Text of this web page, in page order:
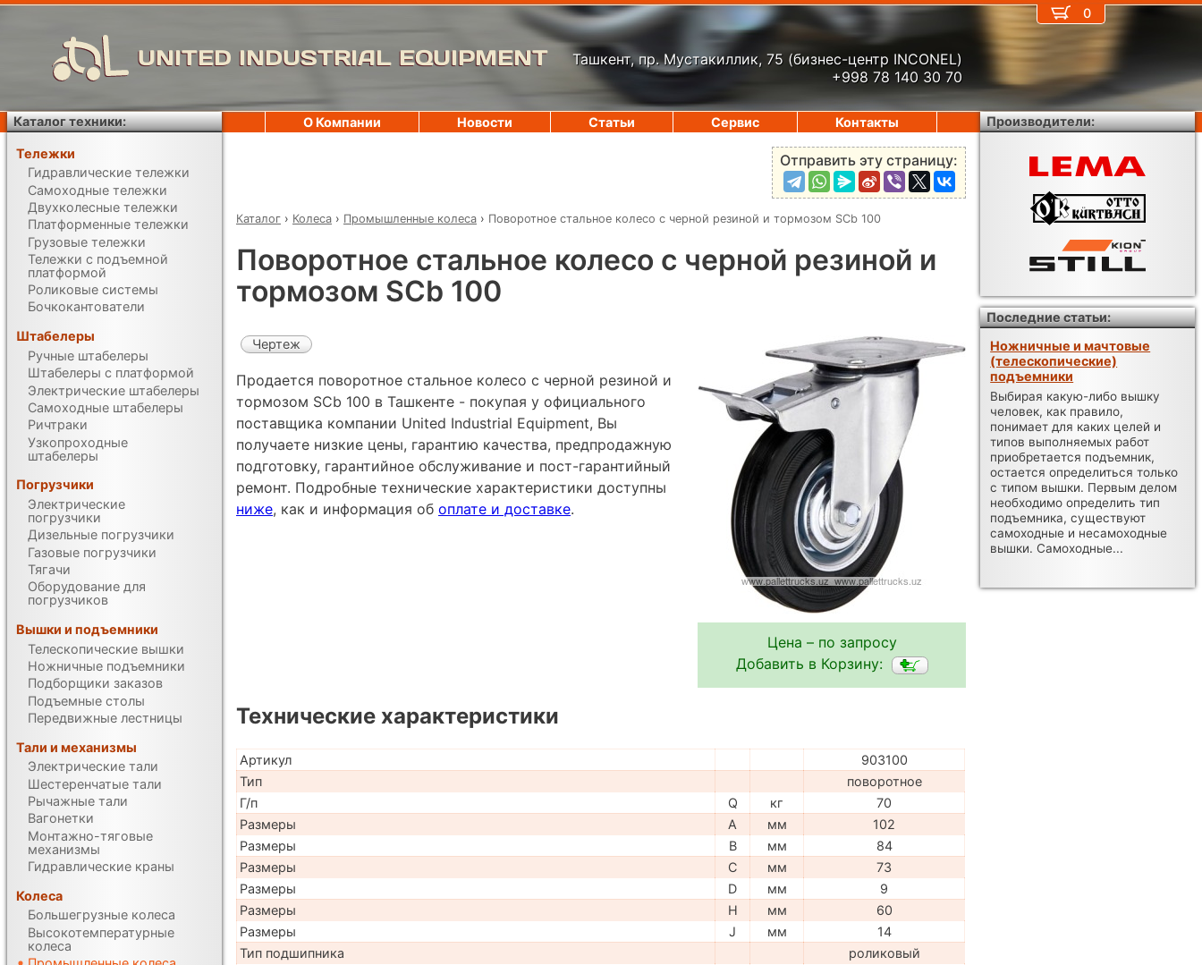
UNITED INDUSTRIAL EQUIPMENT Ташкент, пр. Мустакиллик, 75 (бизнес-центр INCONEL)
+998 78 140 30 70
Отправить эту страницу:
Каталог › Колеса › Промышленные колеса › Поворотное стальное колесо с черной резиной и тормозом SCb 100
Поворотное стальное колесо с черной резиной и
тормозом SCb 100
Цена – по запросу
Добавить в Корзину:
Чертеж
Продается поворотное стальное колесо с черной резиной и
тормозом SCb 100 в Ташкенте - покупая у официального
поставщика компании United Industrial Equipment, Вы
получаете низкие цены, гарантию качества, предпродажную
подготовку, гарантийное обслуживание и пост-гарантийный
ремонт. Подробные технические характеристики доступны
ниже, как и информация об оплате и доставке.
Технические характеристики
Артикул
903100
Тип
поворотное
Г/п
Q кг
70
Размеры
A мм
102
Размеры
B мм
84
Размеры
C мм
73
Размеры
D мм
9
Размеры
H мм
60
Размеры
J мм
14
Тип подшипника
роликовый
0
О Компании Новости Статьи Сервис Контакты
Каталог техники:
Тележки
Гидравлические тележки
Самоходные тележки
Двухколесные тележки
Платформенные тележки
Грузовые тележки
Тележки с подъемной
платформой
Роликовые системы
Бочкокантователи
Штабелеры
Ручные штабелеры
Штабелеры с платформой
Электрические штабелеры
Самоходные штабелеры
Ричтраки
Узкопроходные
штабелеры
Погрузчики
Электрические
погрузчики
Дизельные погрузчики
Газовые погрузчики
Тягачи
Оборудование для
погрузчиков
Вышки и подъемники
Телескопические вышки
Ножничные подъемники
Подборщики заказов
Подъемные столы
Передвижные лестницы
Тали и механизмы
Электрические тали
Шестеренчатые тали
Рычажные тали
Вагонетки
Монтажно-тяговые
механизмы
Гидравлические краны
Колеса
Большегрузные колеса
Высокотемпературные
колеса
Производители:
Последние статьи:
Ножничные и мачтовые
(телескопические)
подъемники
Выбирая какую-либо вышку
человек, как правило,
понимает для каких целей и
типов выполняемых работ
приобретается подъемник,
остается определиться только
с типом вышки. Первым делом
необходимо определить тип
подъемника, существуют
самоходные и несамоходные
вышки. Самоходные...